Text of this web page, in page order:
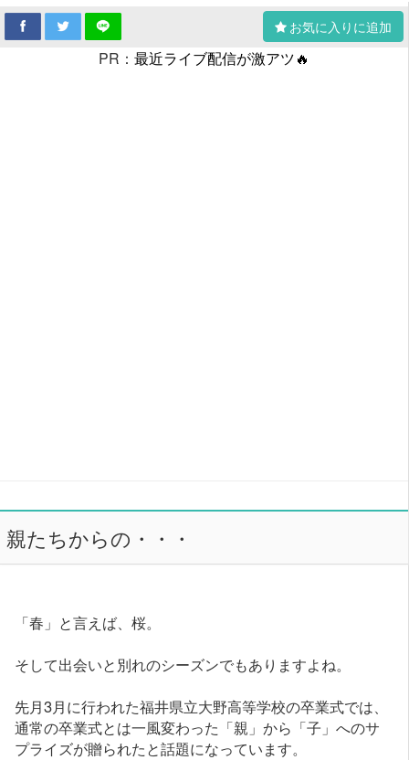
お気に入りに追加
PR： 最近ライブ配信が激アツ🔥
親たちからの・・・
「春」と言えば、桜。
そして出会いと別れのシーズンでもありますよね。
先月3月に行われた福井県立大野高等学校の卒業式では、
通常の卒業式とは一風変わった「親」から「子」へのサ
プライズが贈られたと話題になっています。